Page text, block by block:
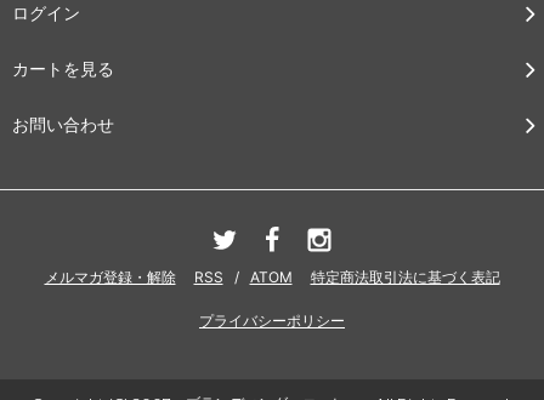
ログイン
カートを見る
お問い合わせ
メルマガ登録・解除 RSS / ATOM 特定商法取引法に基づく表記
プライバシーポリシー